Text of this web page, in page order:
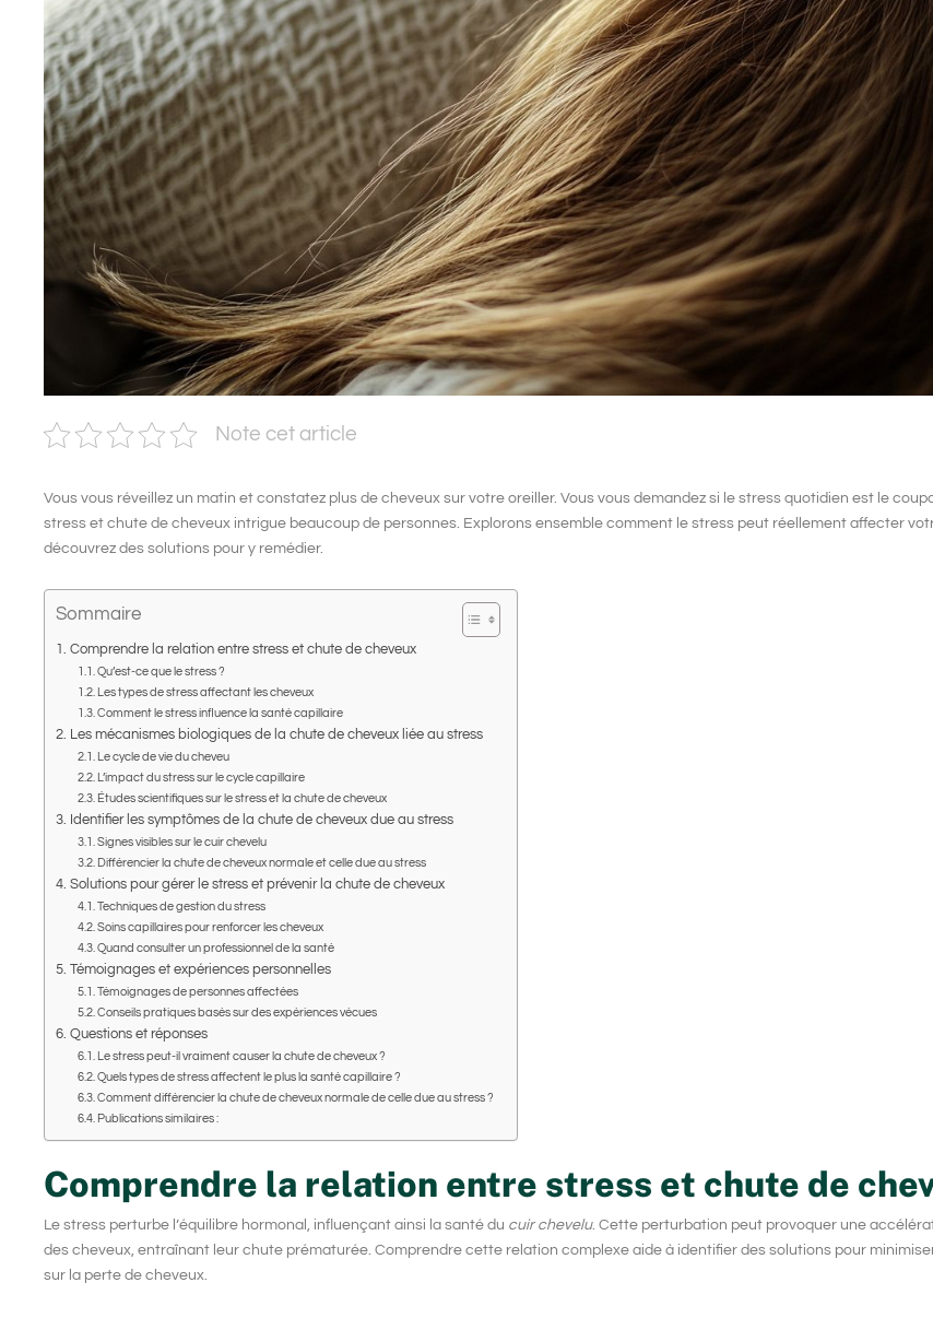
Note cet article
Vous vous réveillez un matin et constatez plus de cheveux sur votre oreiller. Vous vous demandez si le stress quotidien est le
stress et chute de cheveux intrigue beaucoup de personnes. Explorons ensemble comment le stress peut réellement affecter
découvrez des solutions pour y remédier.
Sommaire
Comprendre la relation entre stress et chute de cheveux
Qu’est-ce que le stress ?
Les types de stress affectant les cheveux
Comment le stress influence la santé capillaire
Les mécanismes biologiques de la chute de cheveux liée au stress
Le cycle de vie du cheveu
L’impact du stress sur le cycle capillaire
Études scientifiques sur le stress et la chute de cheveux
Identifier les symptômes de la chute de cheveux due au stress
Signes visibles sur le cuir chevelu
Différencier la chute de cheveux normale et celle due au stress
Solutions pour gérer le stress et prévenir la chute de cheveux
Techniques de gestion du stress
Soins capillaires pour renforcer les cheveux
Quand consulter un professionnel de la santé
Témoignages et expériences personnelles
Témoignages de personnes affectées
Conseils pratiques basés sur des expériences vécues
Questions et réponses
Le stress peut-il vraiment causer la chute de cheveux ?
Quels types de stress affectent le plus la santé capillaire ?
Comment différencier la chute de cheveux normale de celle due au stress ?
Publications similaires :
Comprendre la relation entre stress et chute de
Le stress perturbe l’équilibre hormonal, influençant ainsi la santé du cuir chevelu. Cette perturbation peut provoquer une
des cheveux, entraînant leur chute prématurée. Comprendre cette relation complexe aide à identifier des solutions pour
sur la perte de cheveux.